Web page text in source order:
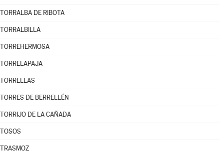
TORRALBA DE RIBOTA
TORRALBILLA
TORREHERMOSA
TORRELAPAJA
TORRELLAS
TORRES DE BERRELLÉN
TORRIJO DE LA CAÑADA
TOSOS
TRASMOZ